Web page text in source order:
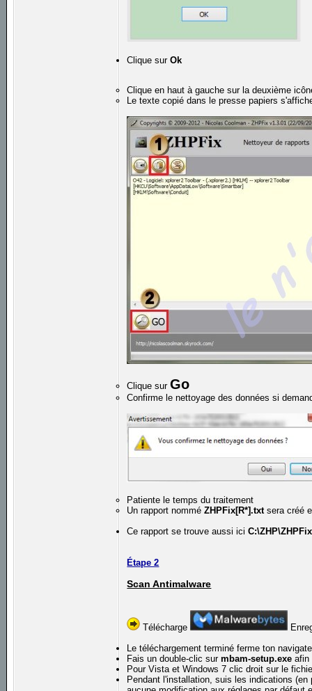
Clique surOk
Clique en haut à gauche sur la deuxième
Le texte copié dans le presse papiers
Clique surGo
Confirme le nettoyage des données si
Patiente le temps du traitement
Un rapport nomméZHPFix[R*].txtsera créé
Ce rapport se trouve aussi ici
Étape 2
Scan Antimalware
Télécharge
Le téléchargement terminé ferme ton
Fais un double-clic surmbam-setup.exe afin
Pour Vista et Windows 7 clic droit sur le
Pendant l'installation, suis les indications